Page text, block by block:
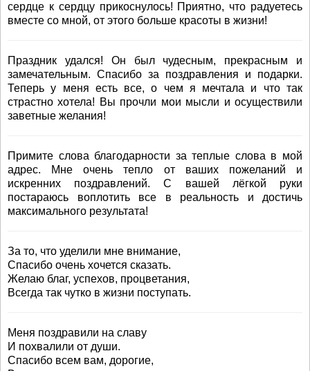
сердце к сердцу прикоснулось! Приятно, что радуетесь
вместе со мной, от этого больше красоты в жизни!
Праздник удался! Он был чудесным, прекрасным и
замечательным. Спасибо за поздравления и подарки.
Теперь у меня есть все, о чем я мечтала и что так
страстно хотела! Вы прочли мои мысли и осуществили
заветные желания!
Примите слова благодарности за теплые слова в мой
адрес. Мне очень тепло от ваших пожеланий и
искренних поздравлений. С вашей лёгкой руки
постараюсь воплотить все в реальность и достичь
максимального результата!
За то, что уделили мне внимание,
Спасибо очень хочется сказать.
Желаю благ, успехов, процветания,
Всегда так чутко в жизни поступать.
Меня поздравили на славу
И похвалили от души.
Спасибо всем вам, дорогие,